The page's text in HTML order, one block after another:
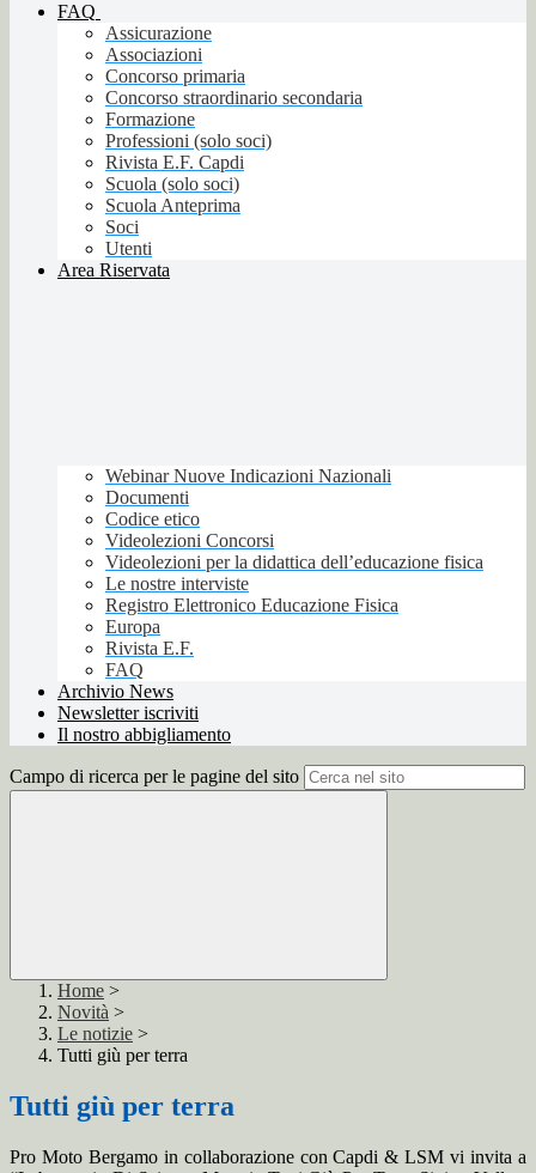
FAQ
Assicurazione
Associazioni
Concorso primaria
Concorso straordinario secondaria
Formazione
Professioni (solo soci)
Rivista E.F. Capdi
Scuola (solo soci)
Scuola Anteprima
Soci
Utenti
Area Riservata
Webinar Nuove Indicazioni Nazionali
Documenti
Codice etico
Videolezioni Concorsi
Videolezioni per la didattica dell’educazione fisica
Le nostre interviste
Registro Elettronico Educazione Fisica
Europa
Rivista E.F.
FAQ
Archivio News
Newsletter iscriviti
Il nostro abbigliamento
Campo di ricerca per le pagine del sito
Home >
Novità >
Le notizie >
Tutti giù per terra
Tutti giù per terra
Pro Moto Bergamo in collaborazione con Capdi & LSM vi invita a